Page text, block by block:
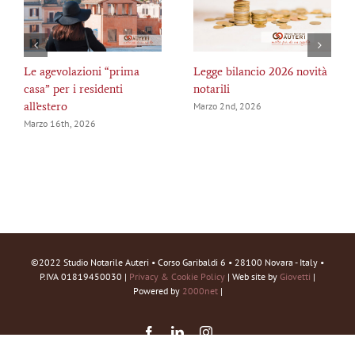
Le agevolazioni “prima
casa” per i residenti
all’estero
Marzo 16th, 2026
Legge bilancio 2026 novità
notarili
Marzo 2nd, 2026
©2022 Studio Notarile Auteri • Corso Garibaldi 6 • 28100 Novara - Italy •
P.IVA 01819450030 | Privacy & Cookie Policy | Web site by Giovetti |
Powered by 2000net|
FacebookLinkedInInstagram